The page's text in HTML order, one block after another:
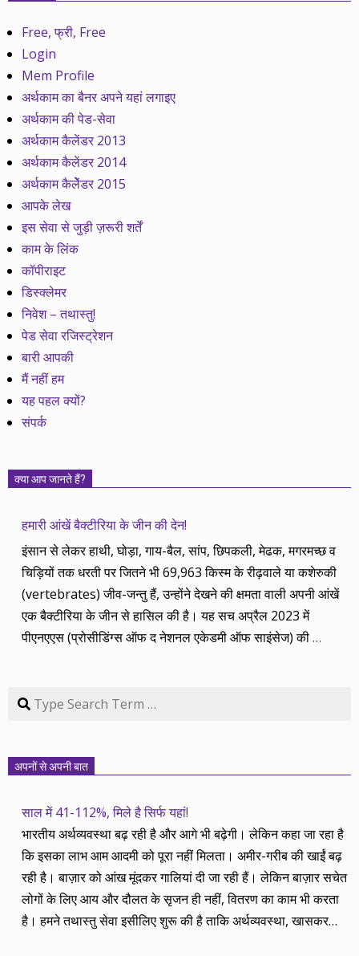
Free, फ्री, Free
Login
Mem Profile
अर्थकाम का बैनर अपने यहां लगाइए
अर्थकाम की पेड-सेवा
अर्थकाम कैलेंडर 2013
अर्थकाम कैलेंडर 2014
अर्थकाम कैलेेंडर 2015
आपके लेख
इस सेवा से जुड़ी ज़रूरी शर्तें
काम के लिंक
कॉपीराइट
डिस्क्लेमर
निवेश – तथास्तु!
पेड सेवा रजिस्ट्रेशन
बारी आपकी
मैं नहीं हम
यह पहल क्यों?
संपर्क
क्या आप जानते हैं?
हमारी आंखें बैक्टीरिया के जीन की देन!
इंसान से लेकर हाथी, घोड़ा, गाय-बैल, सांप, छिपकली, मेढक, मगरमच्छ व
चिड़ियों तक धरती पर जितने भी 69,963 किस्म के रीढ़वाले या कशेरुकी
(vertebrates) जीव-जन्तु हैं, उन्होंने देखने की क्षमता वाली अपनी आंखें
एक बैक्टीरिया के जीन से हासिल की है। यह सच अप्रैल 2023 में
पीएनएएस (प्रोसीडिंग्स ऑफ द नेशनल एकेडमी ऑफ साइंसेज) की…
Search
अपनों से अपनी बात
साल में 41-112%, मिले है सिर्फ यहां!
भारतीय अर्थव्यवस्था बढ़ रही है और आगे भी बढ़ेगी। लेकिन कहा जा रहा है
कि इसका लाभ आम आदमी को पूरा नहीं मिलता। अमीर-गरीब की खाईं बढ़
रही है। बाज़ार को आंख मूंदकर गालियां दी जा रही हैं। लेकिन बाज़ार सचेत
लोगों के लिए आय और दौलत के सृजन ही नहीं, वितरण का काम भी करता
है। हमने तथास्तु सेवा इसीलिए शुरू की है ताकि अर्थव्यवस्था, खासकर